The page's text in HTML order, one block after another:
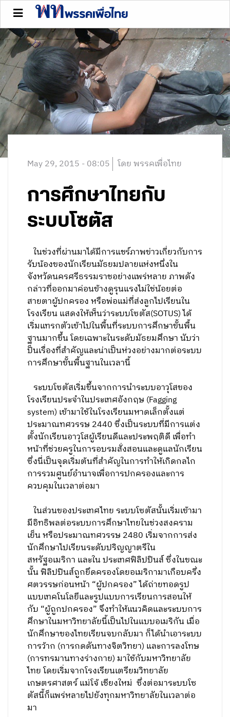
May 29, 2015 - 08:05 โดย พรรคเพื่อไทย
การศึกษาไทยกับ
ระบบโซตัส
ในช่วงที่ผ่านมาได้มีการแชร์ภาพข่าวเกี่ยวกับการ
รับน้องของนักเรียนมัธยมปลายแห่งหนึ่งใน
จังหวัดนครศรีธรรมราชอย่างแพร่หลาย ภาพดัง
กล่าวที่ออกมาค่อนข้างดูรุนแรงไม่ใช่น้อยต่อ
สายตาผู้ปกครอง หรือพ่อแม่ที่ส่งลูกไปเรียนใน
โรงเรียน แสดงให้เห็นว่าระบบโซตัส(SOTUS) ได้
เริ่มแทรกตัวเข้าไปในพื้นที่ระบบการศึกษาขั้นพื้น
ฐานมากขึ้น โดยเฉพาะในระดับมัธยมศึกษา นับว่า
ป็นเรื่องที่สำคัญและน่าเป็นห่วงอย่างมากต่อระบบ
การศึกษาขั้นพื้นฐานในเวลานี้
ระบบโซตัสเริ่มขึ้นจากการนำระบบอาวุโสของ
โรงเรียนประจำในประเทศอังกฤษ (Fagging
system) เข้ามาใช้ในโรงเรียนมหาดเล็กตั้งแต่
ประมาณทศวรรษ 2440 ซึ่งเป็นระบบที่มีการแต่ง
ตั้งนักเรียนอาวุโสผู้เรียนดีและประพฤติดี เพื่อทำ
หน้าที่ช่วยครูในการอบรมสั่งสอนและดูแลนักเรียน
ซึ่งนี่เป็นจุดเริ่มต้นที่สำคัญในการทำให้เกิดกลไก
การรวมศูนย์อำนาจเพื่อการปกครองและการ
ควบคุมในเวลาต่อมา
ในส่วนของประเทศไทย ระบบโซตัสนั้นเริ่มเข้ามา
มีอิทธิพลต่อระบบการศึกษาไทยในช่วงสงคราม
เย็น หรือประมาณทศวรรษ 2480 เริ่มจากการส่ง
นักศึกษาไปเรียนระดับปริญญาตรีใน
สหรัฐอเมริกา และใน ประเทศฟิลิปปินส์ ซึ่งในขณะ
นั้น ฟิลิปปินส์ถูกยึดครองโดยอเมริกามาเกือบครึ่ง
ศตวรรษก่อนหน้า “ผู้ปกครอง” ได้ถ่ายทอดรูป
แบบเทคโนโลยีและรูปแบบการเรียนการสอนให้
กับ “ผู้ถูกปกครอง” จึงทำให้แนวคิดและระบบการ
ศึกษาในมหาวิทยาลัยนี้เป็นไปในแบบอเมริกัน เมื่อ
นักศึกษาของไทยเรียนจบกลับมา ก็ได้นำเอาระบบ
การว้าก (การกดดันทางจิตวิทยา) และการลงโทษ
(การทรมานทางร่างกาย) มาใช้กับมหาวิทยาลัย
ไทย โดยเริ่มจากโรงเรียนเตรียมวิทยาลัย
เกษตรศาสตร์ แม่โจ้ เชียงใหม่ ซึ่งต่อมาระบบโซ
ตัสนี้ก็แพร่หลายไปยังทุกมหาวิทยาลัยในเวลาต่อ
มา